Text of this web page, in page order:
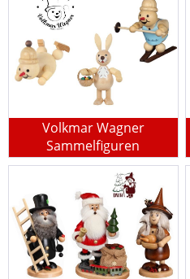
Volkmar Wagner
Sammelfiguren